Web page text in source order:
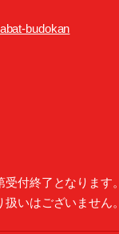
budokan
付終了となります。
いはございません。